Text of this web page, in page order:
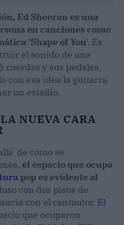
Ed Sheeran es una
en canciones como
'Shape of You'. Es
el sonido de una
cuerdas y sus pedales,
con esa idea la guitarra
un estadio.
NUEVA CARA
de cómo se
el espacio que ocupa
pop es evidente al
con dos pisos de
con el cantautor. El
que ocuparon